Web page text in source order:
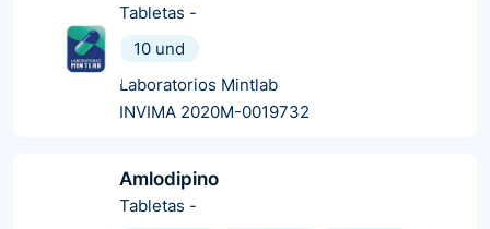
Tabletas -
10 und
Laboratorios Mintlab
INVIMA 2020M-0019732
Amlodipino
Tabletas -